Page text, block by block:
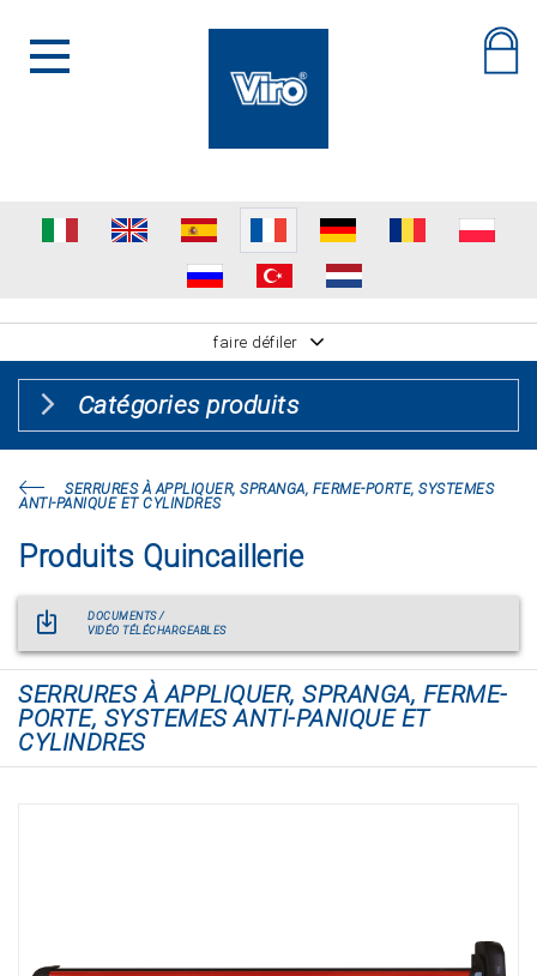
faire défiler
Catégories produits
SERRURES À APPLIQUER, SPRANGA, FERME-PORTE, SYSTEMES
ANTI-PANIQUE ET CYLINDRES
Produits Quincaillerie
DOCUMENTS /
VIDÉO TÉLÉCHARGEABLES
SERRURES À APPLIQUER, SPRANGA, FERME-
PORTE, SYSTEMES ANTI-PANIQUE ET
CYLINDRES